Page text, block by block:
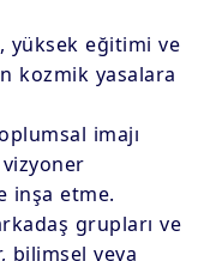
yüksek eğitimi ve
kozmik yasalara
imajı
inşa etme.
grupları ve
bilimsel veya